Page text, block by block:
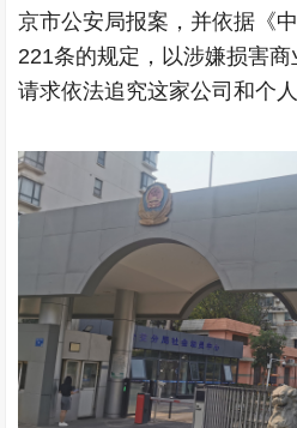
京市公安局报案，并依据《
221条的规定，以涉嫌损害商
请求依法追究这家公司和个